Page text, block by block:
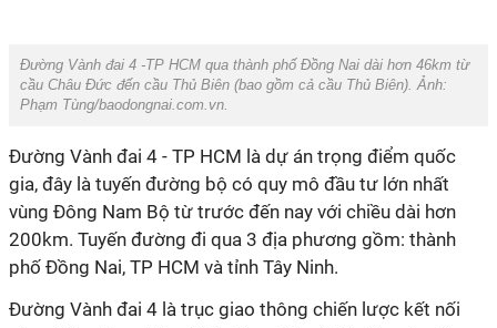
Đường Vành đai 4 -TP HCM qua thành phố Đồng Nai dài hơn 46km từ
cầu Châu Đức đến cầu Thủ Biên (bao gồm cả cầu Thủ Biên). Ảnh:
Phạm Tùng/baodongnai.com.vn.
Đường Vành đai 4 - TP HCM là dự án trọng điểm quốc
gia, đây là tuyến đường bộ có quy mô đầu tư lớn nhất
vùng Đông Nam Bộ từ trước đến nay với chiều dài hơn
200km. Tuyến đường đi qua 3 địa phương gồm: thành
phố Đồng Nai, TP HCM và tỉnh Tây Ninh.
Đường Vành đai 4 là trục giao thông chiến lược kết nối